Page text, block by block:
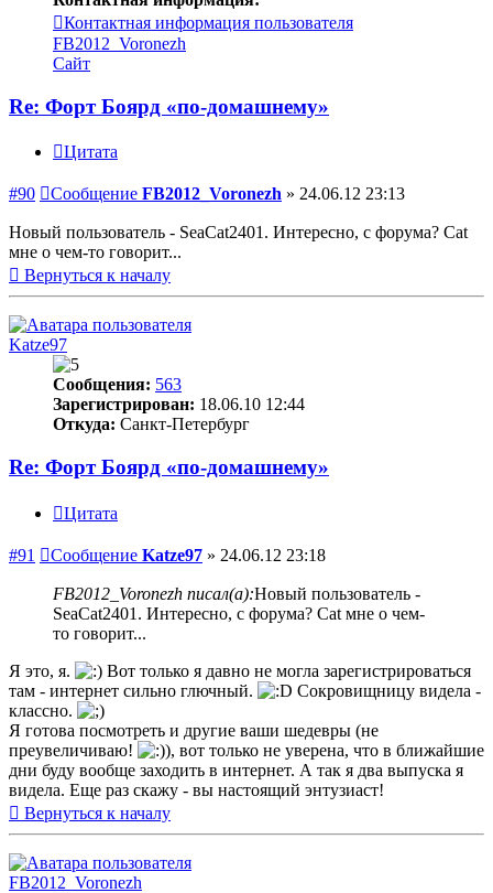
Контактная информация пользователя
FB2012_Voronezh
Сайт
Re: Форт Боярд «по-домашнему»
Цитата
#90 Сообщение FB2012_Voronezh » 24.06.12 23:13
Новый пользователь - SeaCat2401. Интересно, с форума? Cat
мне о чем-то говорит...
Вернуться к началу
Katze97
Сообщения: 563
Зарегистрирован: 18.06.10 12:44
Откуда: Санкт-Петербург
Re: Форт Боярд «по-домашнему»
Цитата
#91 Сообщение Katze97 » 24.06.12 23:18
FB2012_Voronezh писал(а):Новый пользователь -
SeaCat2401. Интересно, с форума? Cat мне о чем-
то говорит...
Я это, я.
Вот только я давно не могла зарегистрироваться
там - интернет сильно глючный.
Сокровищницу видела -
классно.
Я готова посмотреть и другие ваши шедевры (не
преувеличиваю!
), вот только не уверена, что в ближайшие
дни буду вообще заходить в интернет. А так я два выпуска я
видела. Еще раз скажу - вы настоящий энтузиаст!
Вернуться к началу
FB2012_Voronezh